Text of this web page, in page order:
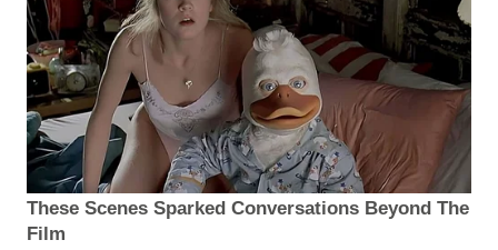
These Scenes Sparked Conversations Beyond The
Film